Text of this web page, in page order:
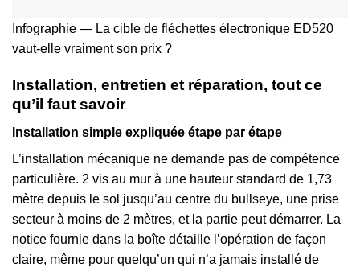
Infographie — La cible de fléchettes électronique ED520
vaut-elle vraiment son prix ?
Installation, entretien et réparation, tout ce
qu’il faut savoir
Installation simple expliquée étape par étape
L’installation mécanique ne demande pas de compétence
particulière. 2 vis au mur à une hauteur standard de 1,73
mètre depuis le sol jusqu’au centre du bullseye, une prise
secteur à moins de 2 mètres, et la partie peut démarrer. La
notice fournie dans la boîte détaille l’opération de façon
claire, même pour quelqu’un qui n’a jamais installé de